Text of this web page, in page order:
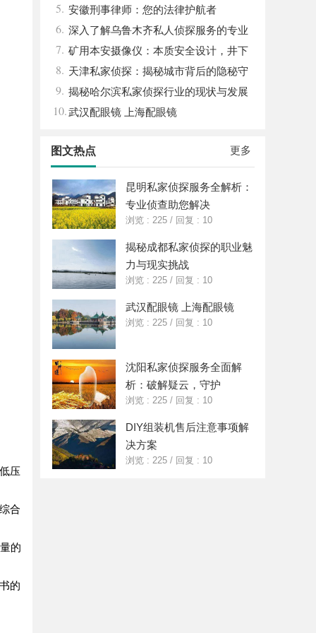
压
合
的
的
5. 安徽刑事律师：您的法律护航者
6. 深入了解乌鲁木齐私人侦探服务的专业
性与应用领域
7. 矿用本安摄像仪：本质安全设计，井下
高危区域放心用
8. 天津私家侦探：揭秘城市背后的隐秘守
护者
9. 揭秘哈尔滨私家侦探行业的现状与发展
趋势
10.武汉配眼镜 上海配眼镜
更多
图文热点
昆明私家侦探服务全解析：
专业侦查助您解决
浏览 : 225 / 回复 : 10
揭秘成都私家侦探的职业魅
力与现实挑战
浏览 : 225 / 回复 : 10
武汉配眼镜 上海配眼镜
浏览 : 225 / 回复 : 10
沈阳私家侦探服务全面解
析：破解疑云，守护
浏览 : 225 / 回复 : 10
DIY组装机售后注意事项解
决方案
浏览 : 225 / 回复 : 10